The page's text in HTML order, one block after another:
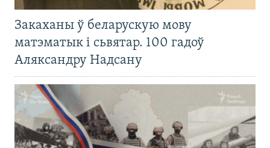
Закаханы ў беларускую мову
матэматык і сьвятар. 100 гадоў
Аляксандру Надсану